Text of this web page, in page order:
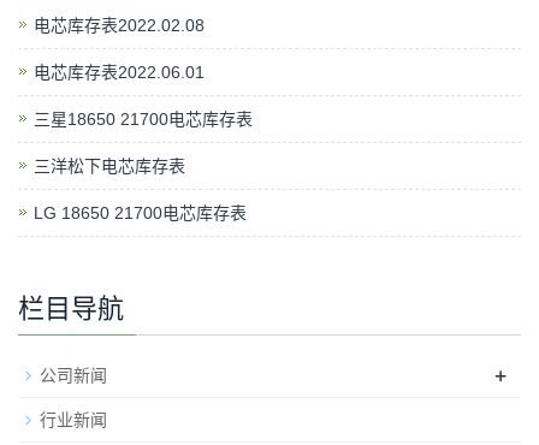
电芯库存表2022.02.08
电芯库存表2022.06.01
三星18650 21700电芯库存表
三洋松下电芯库存表
LG 18650 21700电芯库存表
栏目导航
公司新闻 +
行业新闻